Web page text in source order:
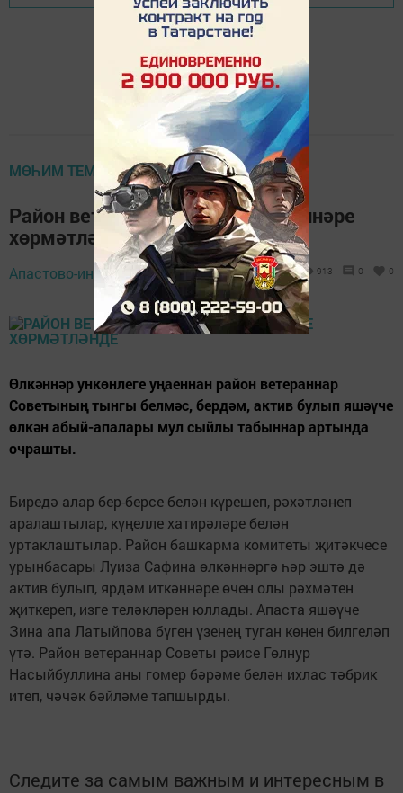
МӨҺИМ ТЕМА
Район ветераннар Советы өлкәннәре
хөрмәтләнде
Апастово-информ, 2 октябрь 2018 - 14:27 913 0 0
Өлкәннәр ункөнлеге уңаеннан район ветераннар
Советының тынгы белмәс, бердәм, актив булып яшәүче
өлкән абый-апалары мул сыйлы табыннар артында
очрашты.
Биредә алар бер-берсе белән күрешеп, рәхәтләнеп
аралаштылар, күңелле хатирәләре белән
уртаклаштылар. Район башкарма комитеты җитәкчесе
урынбасары Луиза Сафина өлкәннәргә һәр эштә дә
актив булып, ярдәм иткәннәре өчен олы рәхмәтен
җиткереп, изге теләкләрен юллады. Апаста яшәүче
Зина апа Латыйпова бүген үзенең туган көнен билгеләп
үтә. Район ветераннар Советы рәисе Гөлнур
Насыйбуллина аны гомер бәрәме белән ихлас тәбрик
итеп, чәчәк бәйләме тапшырды.
Следите за самым важным и интересным в